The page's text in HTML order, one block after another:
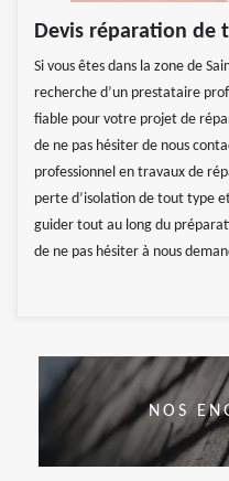
Devis réparation de
Si vous êtes dans la zone de
recherche d’un prestataire
fiable pour votre projet de
de ne pas hésiter de nous
professionnel en travaux de
perte d’isolation de tout type
guider tout au long du
de ne pas hésiter à nous
NOS